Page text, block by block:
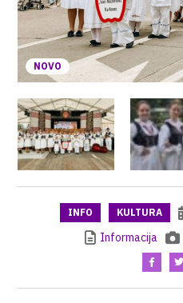
NOVO
INFO KULTURA
Informacija